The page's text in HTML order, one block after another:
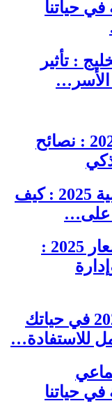
في حياتنا
: تأثير
الأسر…
العقارات في مصر 2025 : نصائح
الصحة النفسية الرقمية 2025 : كيف
على…
الاقتصاد وارتفاع الأسعار 2025 :
الذكاء الاصطناعي 2025 في حياتك
للاستفادة…
في حياتنا